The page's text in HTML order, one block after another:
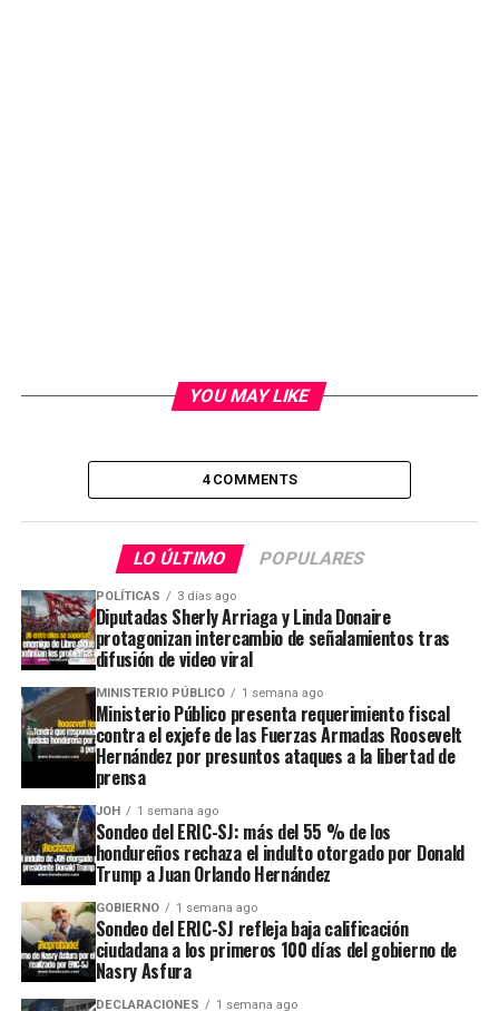
YOU MAY LIKE
4 COMMENTS
LO ÚLTIMO POPULARES
POLÍTICAS 3 días ago
Diputadas Sherly Arriaga y Linda Donaire
protagonizan intercambio de señalamientos tras
difusión de video viral
MINISTERIO PÚBLICO 1 semana ago
Ministerio Público presenta requerimiento fiscal
contra el exjefe de las Fuerzas Armadas Roosevelt
Hernández por presuntos ataques a la libertad de
prensa
JOH 1 semana ago
Sondeo del ERIC-SJ: más del 55 % de los
hondureños rechaza el indulto otorgado por Donald
Trump a Juan Orlando Hernández
GOBIERNO 1 semana ago
Sondeo del ERIC-SJ refleja baja calificación
ciudadana a los primeros 100 días del gobierno de
Nasry Asfura
DECLARACIONES 1 semana ago